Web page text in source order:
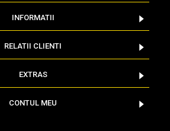
INFORMATII
RELATII CLIENTI
EXTRAS
CONTUL MEU